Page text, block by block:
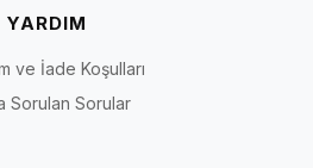
YARDIM
ve İade Koşulları
Sorulan Sorular